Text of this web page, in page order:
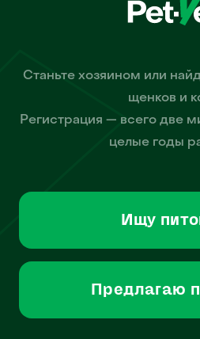
Станьте хозяином или
щенков и
Регистрация — всего две
целые годы
Ищу
Предлагаю